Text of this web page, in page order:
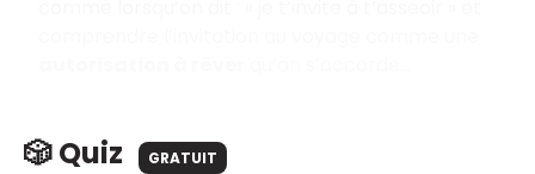
🎲 Quiz GRATUIT